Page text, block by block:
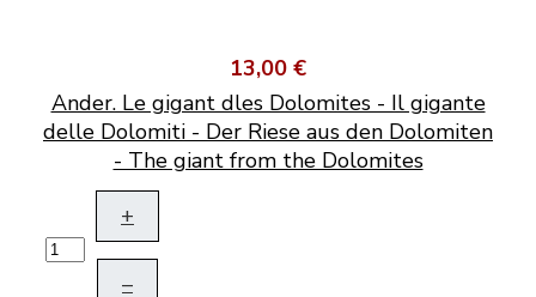
13,00 €
Ander. Le gigant dles Dolomites - Il gigante
delle Dolomiti - Der Riese aus den Dolomiten
- The giant from the Dolomites
+
–